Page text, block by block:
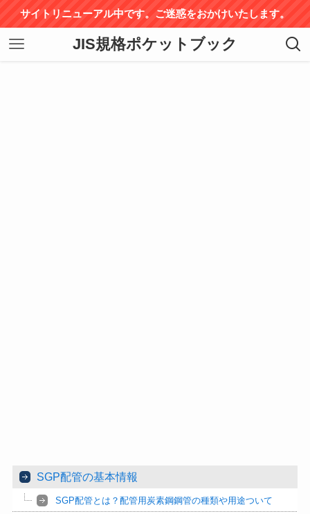
サイトリニューアル中です。ご迷惑をおかけいたします。
JIS規格ポケットブック
SGP配管の基本情報
SGP配管とは？配管用炭素鋼鋼管の種類や用途ついて